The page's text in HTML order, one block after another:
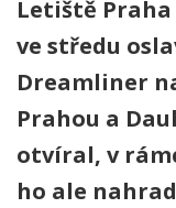
Letiště
ve středu
Dreamliner
Prahou a
otvíral, v
ho ale